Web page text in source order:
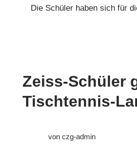
Die Schüler haben sich für
Zeiss-Schüler
Tischtennis-
von czg-admin